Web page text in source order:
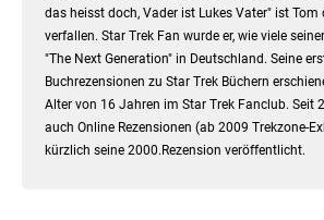
das heisst doch, Vader ist Lukes Vater" ist Tom
verfallen. Star Trek Fan wurde er, wie viele
"The Next Generation" in Deutschland. Seine
Buchrezensionen zu Star Trek Büchern
Alter von 16 Jahren im Star Trek Fanclub. Seit
auch Online Rezensionen (ab 2009 Trekzone-
kürzlich seine 2000.Rezension veröffentlicht.